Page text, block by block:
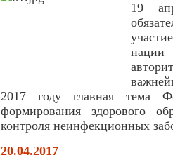
19
нации
2017 году главная тема
формирования здорового
контроля неинфекционных
20.04.2017